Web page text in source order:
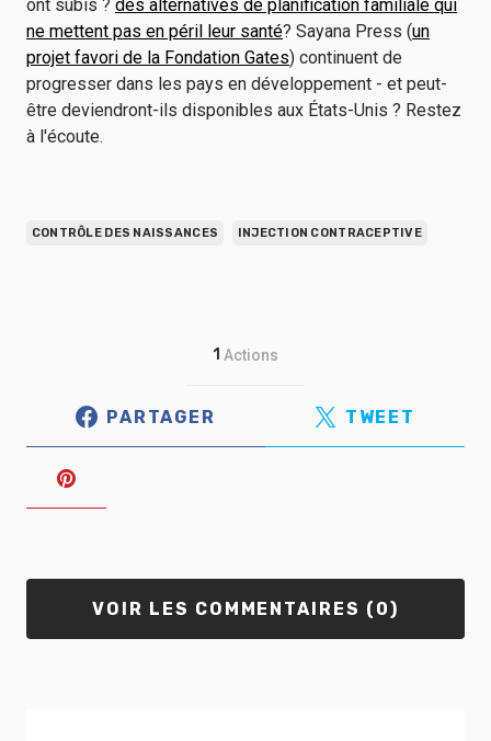
ont subis ? des alternatives de planification familiale qui
ne mettent pas en péril leur santé? Sayana Press (un
projet favori de la Fondation Gates) continuent de
progresser dans les pays en développement - et peut-
être deviendront-ils disponibles aux États-Unis ? Restez
à l'écoute.
CONTRÔLE DES NAISSANCES INJECTION CONTRACEPTIVE
1 Actions
PARTAGER TWEET
VOIR LES COMMENTAIRES (0)